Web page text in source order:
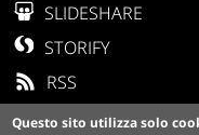
SLIDESHARE
STORIFY
RSS
Questo sito utilizza solo